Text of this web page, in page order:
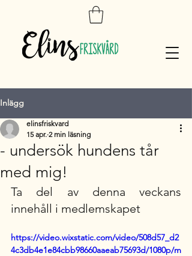
Inlägg
- undersök hundens tår
med mig!
elinsfriskvard
15 apr. 2 min läsning
Ta del av denna veckans
innehåll i medlemskapet
https://video.wixstatic.com/video/508d57_d2
4c3db4e1e84cbb98660aaeab75693d/1080p/m